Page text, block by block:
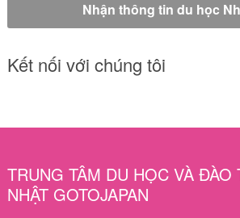
Kết nối với chúng tôi
TRUNG TÂM DU HỌC VÀ ĐÀO
NHẬT GOTOJAPAN